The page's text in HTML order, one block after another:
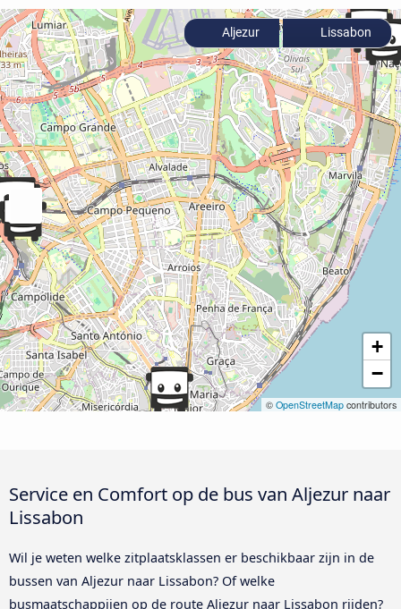
+
−
© OpenStreetMap contributors
Aljezur Lissabon
Service en Comfort op de bus van Aljezur naar
Lissabon
Wil je weten welke zitplaatsklassen er beschikbaar zijn in de
bussen van Aljezur naar Lissabon? Of welke
busmaatschappijen op de route Aljezur naar Lissabon rijden?